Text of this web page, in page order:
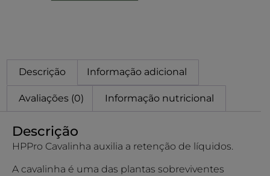
Descrição Informação adicional
Avaliações (0) Informação nutricional
Descrição
HPPro Cavalinha auxilia a retenção de líquidos.
A cavalinha é uma das plantas sobreviventes